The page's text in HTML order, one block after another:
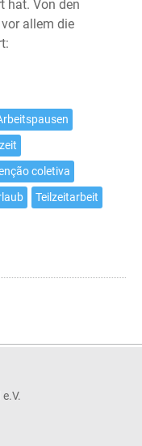
hat. Von den
allem die
coletiva
Teilzeitarbeit